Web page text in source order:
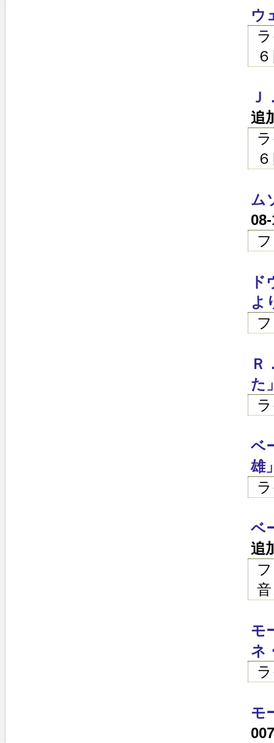
ウ
Ｊ
追
ム
よ
Ｒ
た
ベ
雄
ベ
追
音
モ
ネ
モ